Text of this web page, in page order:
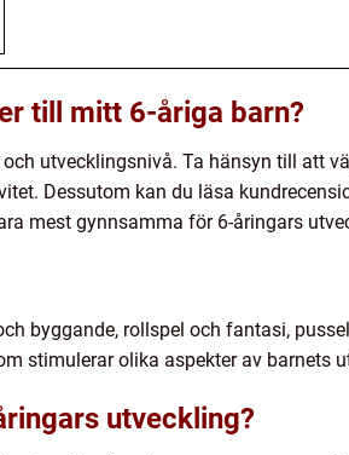
till mitt 6-åriga barn?
utvecklingsnivå. Ta hänsyn till att
Dessutom kan du läsa
mest gynnsamma för 6-åringars
byggande, rollspel och fantasi,
stimulerar olika aspekter av barnets
utveckling?